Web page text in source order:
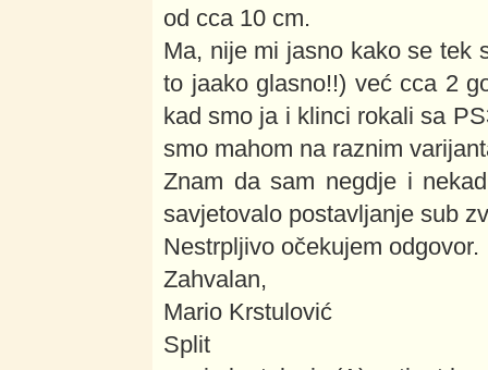
od cca 10 cm.
Ma, nije mi jasno kako se tek
to jaako glasno!!) već cca 2
kad smo ja i klinci rokali sa
smo mahom na raznim
Znam da sam negdje i
savjetovalo postavljanje sub
Nestrpljivo očekujem odgovor.
Zahvalan,
Mario Krstulović
Split